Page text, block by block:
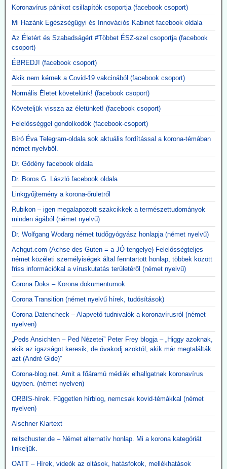
influenzaoltásokhoz képest körülbelül hatszor gyakrabban okozott
súlyos, rövid távú mellékhatásokat, miközben a tünetekkel járó,
PCR-rel igazolt influenzaszerű megbetegedések számának abszolút
csökkenése kevesebb mint egy százalékpont volt.
Közzétevő: A szlogen az ellenkezőjére fordult.
"Hatástalan és ártalmas."
Koronavírus pánikot csillapítók csoportja (facebook csoport)
Mi Hazánk Egészségügyi és Innovációs Kabinet facebook oldala
Az Életért és Szabadságért #Többet ÉSZ-szel csoportja (facebook
csoport)
ÉBREDJ! (facebook csoport)
Akik nem kérnek a Covid-19 vakcinából (facebook csoport)
Normális Életet követelünk! (facebook csoport)
Követeljük vissza az életünket! (facebook csoport)
Felelősséggel gondolkodók (facebook-csoport)
Bíró Éva Telegram-oldala sok aktuális fordítással a korona-témában
német nyelvből.
Dr. Gődény facebook oldala
Dr. Boros G. László facebook oldala
Linkgyűjtemény a korona-őrületről
Rubikon – igen megalapozott szakcikkek a természettudományok
minden ágából (német nyelvű)
Dr. Wolfgang Wodarg német tüdőgyógyász honlapja (német nyelvű)
Achgut.com (Achse des Guten = a JÓ tengelye) Felelősségteljes
német közéleti személyiségek által fenntartott honlap, többek között
friss információkal a víruskutatás területéről (német nyelvű)
Corona Doks – Korona dokumentumok
Corona Transition (német nyelvű hírek, tudósítások)
Corona Datencheck – Alapvető tudnivalók a koronavírusról (német
nyelven)
„Peds Ansichten – Ped Nézetei” Peter Frey blogja – „Higgy azoknak,
akik az igazságot keresik, de óvakodj azoktól, akik már megtalálták
azt (André Gide)”
Corona-blog.net. Amit a főáramú médiák elhallgatnak koronavírus
ügyben. (német nyelven)
ORBIS-hírek. Független hírblog, nemcsak kovid-témákkal (német
nyelven)
Alschner Klartext
reitschuster.de – Német alternatív honlap. Mi a korona kategóriát
linkeljük.
OATT – Hírek, videók az oltások, hatásfokok, mellékhatások